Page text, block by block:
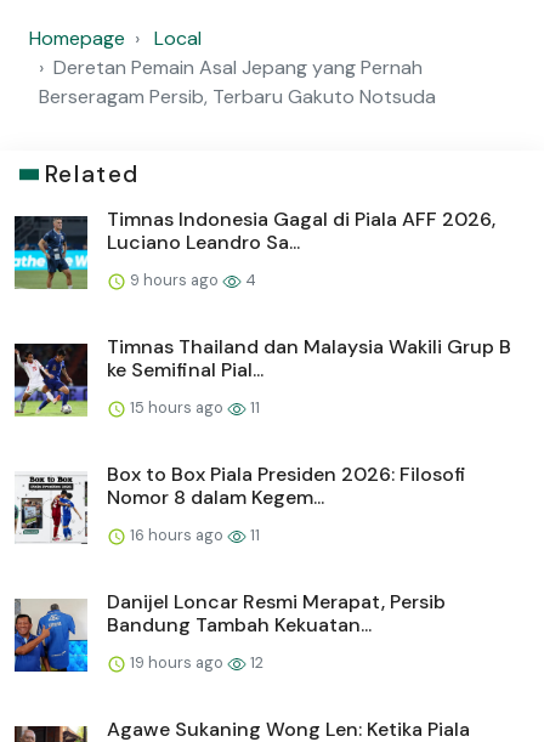
Homepage
Local
Deretan Pemain Asal Jepang yang Pernah
Berseragam Persib, Terbaru Gakuto Notsuda
Related
Timnas Indonesia Gagal di Piala AFF 2026,
Luciano Leandro Sa...
9 hours ago 4
Timnas Thailand dan Malaysia Wakili Grup B
ke Semifinal Pial...
15 hours ago 11
Box to Box Piala Presiden 2026: Filosofi
Nomor 8 dalam Kegem...
16 hours ago 11
Danijel Loncar Resmi Merapat, Persib
Bandung Tambah Kekuatan...
19 hours ago 12
Agawe Sukaning Wong Len: Ketika Piala